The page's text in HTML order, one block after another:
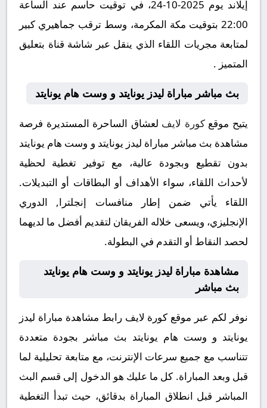
إيلاند يوم 2025-10-24، في توقيت حاسم عند الساعة
22:00 بتوقيت مكة المكرمة، وسط ترقب جماهيري كبير
لمتابعة مجريات اللقاء الذي ينقل عبر شاشة قناة بتعليق
المتميز .
بث مباشر مباراة ليدز يونايتد و وست هام يونايتد
يتيح موقعكورة لايف لعشاق الساحرة المستديرة فرصة
مشاهدة بث مباشر مباراة ليدز يونايتد و وست هام يونايتد
بدون تقطيع وبجودة عالية، مع توفير تغطية لحظية
لأحداث اللقاء، سواء الأهداف أو البطاقات أو التبديلات.
اللقاء يأتي ضمن إطار منافسات إنجلترا, الدوري
الإنجليزي، ويسعى خلاله الفريقان لتقديم أفضل ما لديهما
لحصد النقاط أو التقدم في البطولة.
مشاهدة مباراة ليدز يونايتد و وست هام يونايتد
بث مباشر
نوفر لكم عبر موقع كورة لايف رابط مشاهدة مباراة ليدز
يونايتد و وست هام يونايتد بث مباشر بجودة متعددة
تتناسب مع جميع سرعات الإنترنت، مع متابعة تحليلية لما
قبل وبعد المباراة. كل ما عليك هو الدخول إلى قسم البث
المباشر قبل انطلاق المباراة بدقائق، حيث تبدأ التغطية